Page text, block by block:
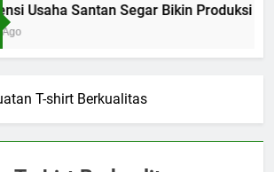
Usaha Santan Segar Bikin Produksi
T-shirt Berkualitas